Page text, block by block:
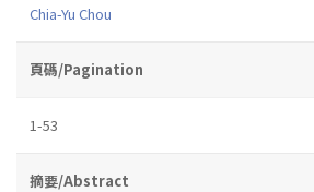
Chia-Yu Chou
頁碼/Pagination
1-53
摘要/Abstract